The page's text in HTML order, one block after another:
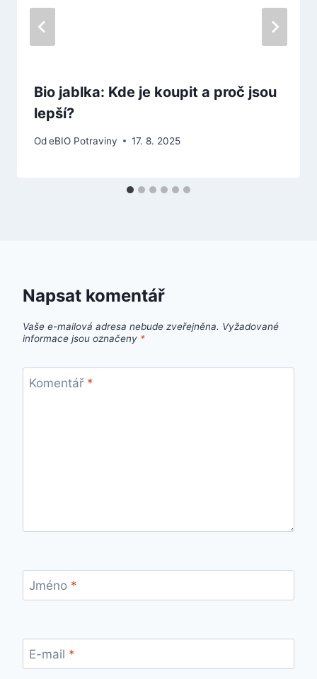
Bio jablka: Kde je koupit a proč jsou
lepší?
OdeBIO Potraviny 17. 8. 2025
Napsat komentář
Vaše e-mailová adresa nebude zveřejněna. Vyžadované
informace jsou označeny *
Komentář *
Jméno *
E-mail *